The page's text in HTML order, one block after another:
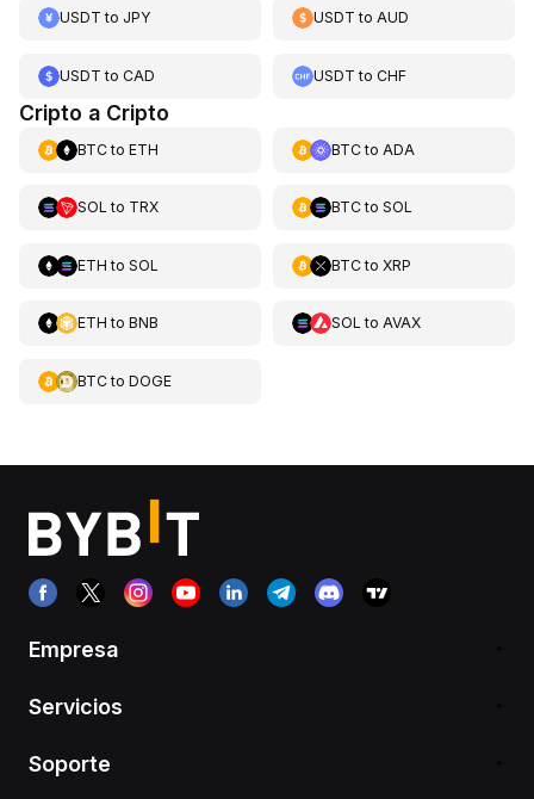
USDT to JPY USDT toAUD
USDT to CAD USDT toCHF
Cripto a Cripto
BTCto ETH BTCto ADA
SOL to TRX BTCto SOL
ETH to SOL BTCto XRP
ETH to BNB SOL to AVAX
BTCto DOGE
Empresa
Servicios
Soporte